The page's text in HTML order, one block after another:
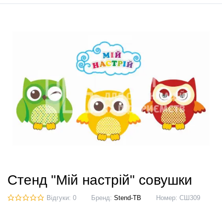
Стенд "Мій настрій" совушки
Відгуки: 0 Бренд: Stend-TB Номер: СШ309